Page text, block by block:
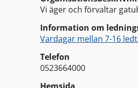
Vi äger och förvaltar
Information om
Vardagar mellan 7-16
Telefon
0523664000